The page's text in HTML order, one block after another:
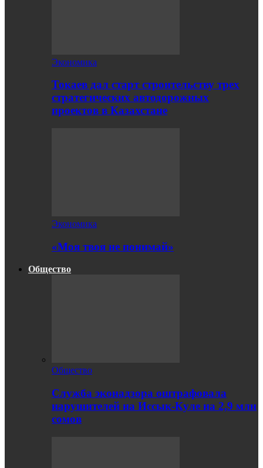
Экономика
Токаев дал старт строительству трех
стратегических автодорожных
проектов в Казахстане
Экономика
«Моя твоя не понимай»
Общество
Общество
Служба эконадзора оштрафовала
нарушителей на Иссык-Куле на 2,9 млн
сомов